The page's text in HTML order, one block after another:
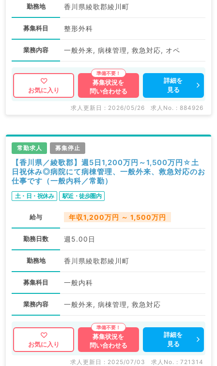
勤務地 香川県綾歌郡綾川町
募集科目 整形外科
業務内容 一般外来, 病棟管理, 救急対応, オペ
お気に入り
募集状況を
問い合わせる
詳細を
見る
求人更新日 : 2026/05/26 求人No. : 884926
常勤求人 募集停止
【香川県／綾歌郡】週5日1,200万円～1,500万円☆土
日祝休み◎病院にて病棟管理、一般外来、救急対応のお
仕事です（一般内科／常勤）
土・日・祝休み 駅近・徒歩圏内
給与 年収1,200万円 ～ 1,500万円
勤務日数 週5.00日
勤務地 香川県綾歌郡綾川町
募集科目 一般内科
業務内容 一般外来, 病棟管理, 救急対応
お気に入り
募集状況を
問い合わせる
詳細を
見る
求人更新日 : 2025/07/03 求人No. : 721314